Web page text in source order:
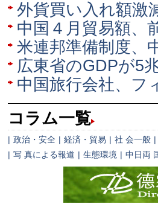
外貨買い入れ額激
中国４月貿易額、
米連邦準備制度、
広東省のGDPが5
中国旅行会社、フ
コラム一覧
| 政治・安全 | 経済・貿易 | 社 会一般 |
| 写 真による報道 | 生態環境 | 中日両